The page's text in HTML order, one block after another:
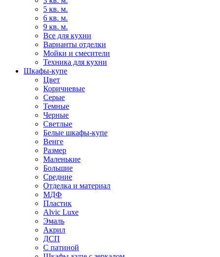
5 кв. м.
6 кв. м.
9 кв. м.
Все для кухни
Варианты отделки
Мойки и смесители
Техника для кухни
Шкафы-купе
Цвет
Коричневые
Серые
Темные
Черные
Светлые
Белые шкафы-купе
Венге
Размер
Маленькие
Большие
Средние
Отделка и материал
МДФ
Пластик
Alvic Luxe
Эмаль
Акрил
ДСП
С патиной